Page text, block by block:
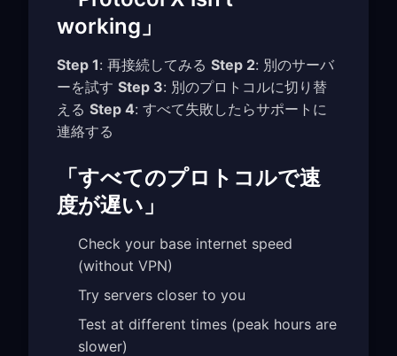
working」
Step 1: 再接続してみる Step 2: 別のサーバ
ーを試す Step 3: 別のプロトコルに切り替
える Step 4: すべて失敗したらサポートに
連絡する
「すべてのプロトコルで速
度が遅い」
Check your base internet speed
(without VPN)
Try servers closer to you
Test at different times (peak hours are
slower)